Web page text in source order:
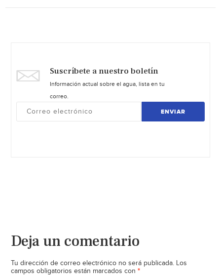
Suscríbete a nuestro boletín
Información actual sobre el agua, lista en tu
correo.
ENVIAR
Deja un comentario
Tu dirección de correo electrónico no será publicada. Los
campos obligatorios están marcados con *